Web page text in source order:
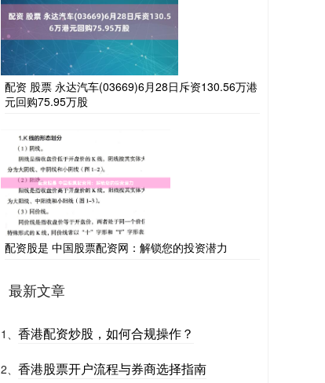
配资 股票 永达汽车(03669)6月28日斥资130.56万港
元回购75.95万股
配资股是 中国股票配资网：解锁您的投资潜力
最新文章
1、 香港配资炒股，如何合规操作？
2、 香港股票开户流程与券商选择指南